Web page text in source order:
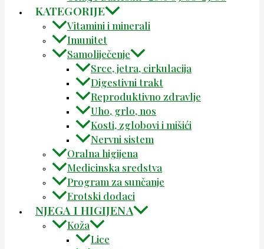
KATEGORIJE
Vitamini i minerali
Imunitet
Samoliječenje
Srce, jetra, cirkulacija
Digestivni trakt
Reproduktivno zdravlje
Uho, grlo, nos
Kosti, zglobovi i mišići
Nervni sistem
Oralna higijena
Medicinska sredstva
Program za sunčanje
Erotski dodaci
NJEGA I HIGIJENA
Koža
Lice